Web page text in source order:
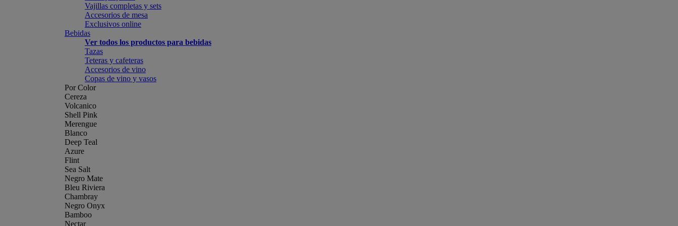
Vajillas completas y sets
Accesorios de mesa
Exclusivos online
Bebidas
Ver todos los productos para bebidas
Tazas
Teteras y cafeteras
Accesorios de vino
Copas de vino y vasos
Por Color
Cereza
Volcanico
Shell Pink
Merengue
Blanco
Deep Teal
Azure
Flint
Sea Salt
Negro Mate
Bleu Riviera
Chambray
Negro Onyx
Bamboo
Nectar